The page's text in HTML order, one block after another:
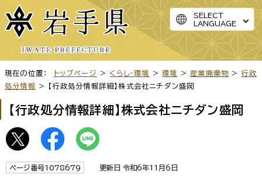
SELECT
LANGUAGE
現在の位置： トップページ > くらし・環境 >環境 > 産業廃棄物 > 行政
処分情報 > 【行政処分情報詳細】株式会社ニチダン盛岡
【行政処分情報詳細】株式会社ニチダン盛岡
ページ番号1078679 更新日 令和6年11月6日